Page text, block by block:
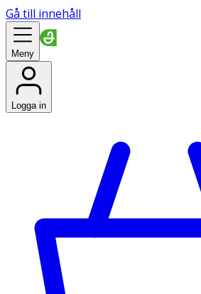
Gå till innehåll
Meny
Logga in